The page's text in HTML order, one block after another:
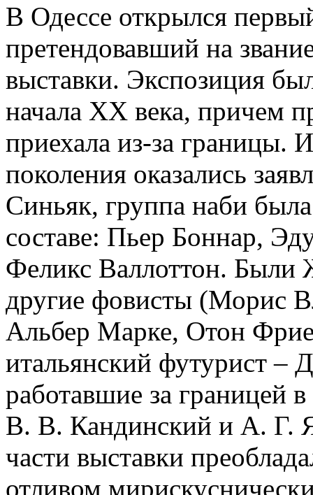
В Одессе открылся
претендовавший на
выставки. Экспозиция
начала ХХ века, причем
приехала из-за границы.
поколения оказались
Синьяк, группа наби
составе: Пьер Боннар,
Феликс Валлоттон.
другие фовисты (Морис
Альбер Марке, Отон
итальянский футурист –
работавшие за границей
В. В. Кандинский и А. Г.
части выставки
отливом